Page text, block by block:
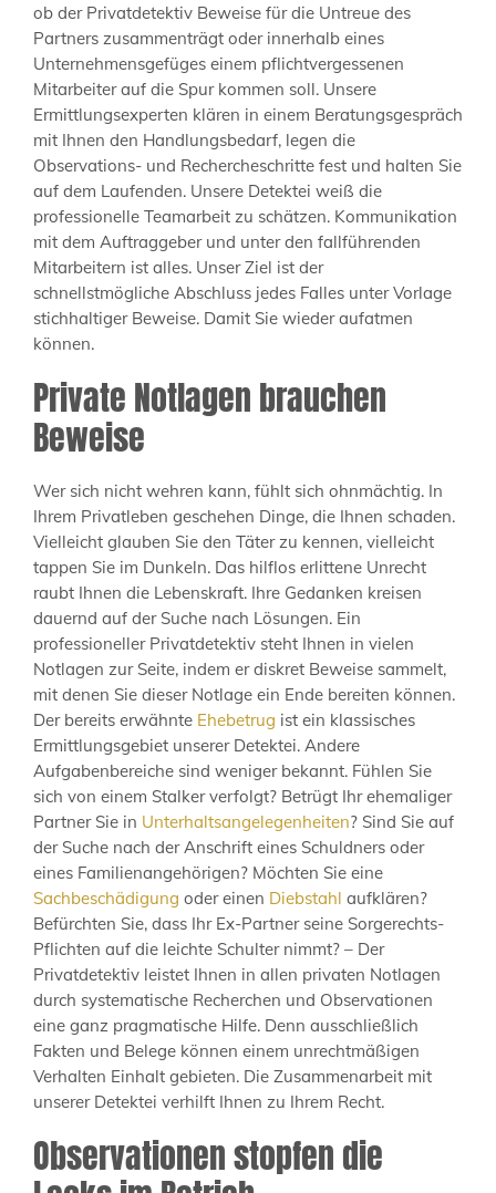
ob der Privatdetektiv Beweise für die Untreue des
Partners zusammenträgt oder innerhalb eines
Unternehmensgefüges einem pflichtvergessenen
Mitarbeiter auf die Spur kommen soll. Unsere
Ermittlungsexperten klären in einem Beratungsgespräch
mit Ihnen den Handlungsbedarf, legen die
Observations- und Rechercheschritte fest und halten Sie
auf dem Laufenden. Unsere Detektei weiß die
professionelle Teamarbeit zu schätzen. Kommunikation
mit dem Auftraggeber und unter den fallführenden
Mitarbeitern ist alles. Unser Ziel ist der
schnellstmögliche Abschluss jedes Falles unter Vorlage
stichhaltiger Beweise. Damit Sie wieder aufatmen
können.
Private Notlagen brauchen
Beweise
Wer sich nicht wehren kann, fühlt sich ohnmächtig. In
Ihrem Privatleben geschehen Dinge, die Ihnen schaden.
Vielleicht glauben Sie den Täter zu kennen, vielleicht
tappen Sie im Dunkeln. Das hilflos erlittene Unrecht
raubt Ihnen die Lebenskraft. Ihre Gedanken kreisen
dauernd auf der Suche nach Lösungen. Ein
professioneller Privatdetektiv steht Ihnen in vielen
Notlagen zur Seite, indem er diskret Beweise sammelt,
mit denen Sie dieser Notlage ein Ende bereiten können.
Der bereits erwähnte Ehebetrug ist ein klassisches
Ermittlungsgebiet unserer Detektei. Andere
Aufgabenbereiche sind weniger bekannt. Fühlen Sie
sich von einem Stalker verfolgt? Betrügt Ihr ehemaliger
Partner Sie in Unterhaltsangelegenheiten? Sind Sie auf
der Suche nach der Anschrift eines Schuldners oder
eines Familienangehörigen? Möchten Sie eine
Sachbeschädigung oder einen Diebstahl aufklären?
Befürchten Sie, dass Ihr Ex-Partner seine Sorgerechts-
Pflichten auf die leichte Schulter nimmt? – Der
Privatdetektiv leistet Ihnen in allen privaten Notlagen
durch systematische Recherchen und Observationen
eine ganz pragmatische Hilfe. Denn ausschließlich
Fakten und Belege können einem unrechtmäßigen
Verhalten Einhalt gebieten. Die Zusammenarbeit mit
unserer Detektei verhilft Ihnen zu Ihrem Recht.
Observationen stopfen die